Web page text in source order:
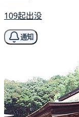
109起出没
通知